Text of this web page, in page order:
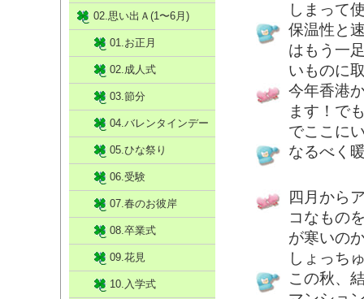
しまって
保温性と
はもう一
いものに
今年香港
ます！で
でここに
なるべく
四月から
コなもの
が寒いの
しょっち
この秋、
02.思い出Ａ(1〜6月)
01.お正月
02.成人式
03.節分
04.バレンタインデー
05.ひな祭り
06.受験
07.春のお彼岸
08.卒業式
09.花見
10.入学式